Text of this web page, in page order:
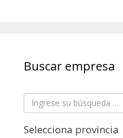
Buscar empresa
Selecciona provincia